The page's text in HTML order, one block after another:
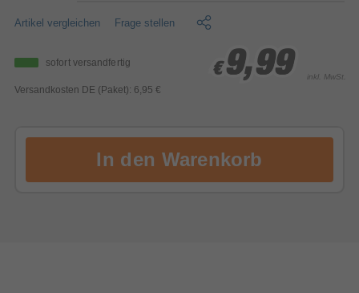
Artikel vergleichen Frage stellen
sofort versandfertig
Versandkosten DE (Paket): 6,95 €
€ 9,99
€ 9,99
€ 9,99 inkl. MwSt.